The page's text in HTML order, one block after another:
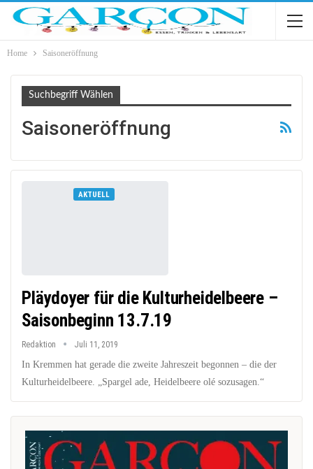
Home Saisoneröffnung
Suchbegriff Wählen
Saisoneröffnung
AKTUELL
Pläydoyer für die Kulturheidelbeere –
Saisonbeginn 13.7.19
Redaktion Juli 11, 2019
In Kremmen hat gerade die zweite Jahreszeit begonnen – die der
Kulturheidelbeere. „Spargel ade, Heidelbeere olé sozusagen.“